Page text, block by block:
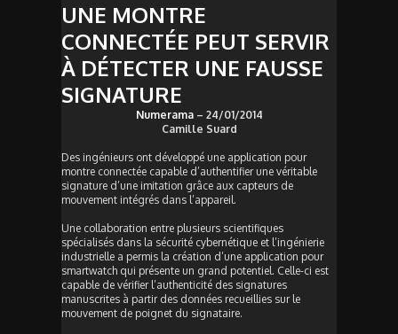
UNE MONTRE
CONNECTÉE PEUT SERVIR
À DÉTECTER UNE FAUSSE
SIGNATURE
Numerama– 24/01/2014
Camille Suard
Des ingénieurs ont développé une application pour
montre connectée capable d’authentifier une véritable
signature d’une imitation grâce aux capteurs de
mouvement intégrés dans l’appareil.
Une collaboration entre plusieurs scientifiques
spécialisés dans la sécurité cybernétique et l’ingénierie
industrielle a permis la création d’une application pour
smartwatch qui présente un grand potentiel. Celle-ci est
capable de vérifier l’authenticité des signatures
manuscrites à partir des données recueillies sur le
mouvement de poignet du signataire.